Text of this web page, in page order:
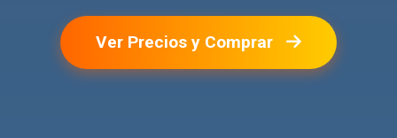
Ver Precios y Comprar